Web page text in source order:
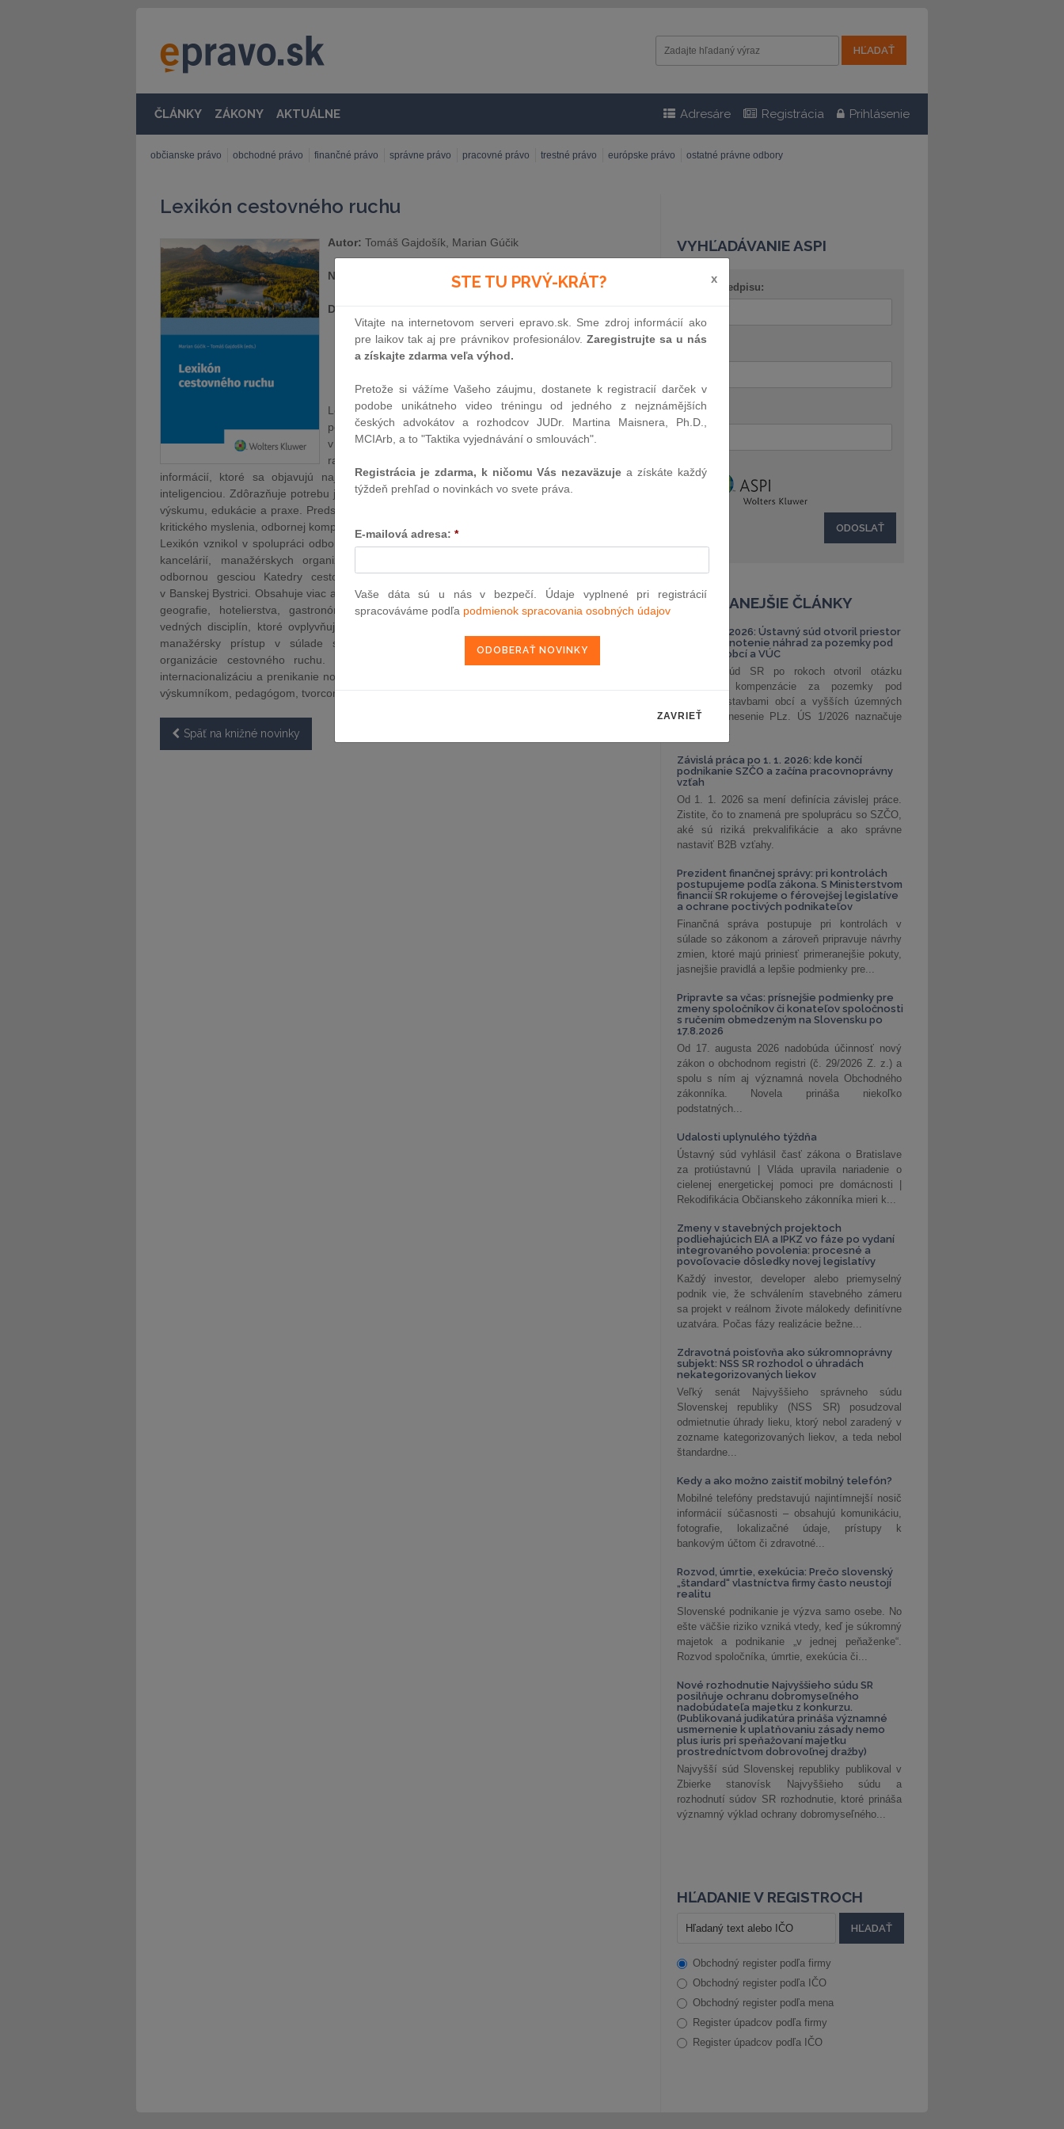
ČLÁNKY ZÁKONY AKTUÁLNE Adresáre Registrácia Prihlásenie
občianske právo obchodné právo finančné právo správne právo pracovné právo trestné právo európske právo ostatné právne odbory
Lexikón cestovného ruchu
Autor: Tomáš Gajdošík, Marian Gúčik
Nakladateľstvo: Wolters Kluwer
Dátum vydania:
KÚPIŤ
Lexikón cestovného ruchu prináša systematický a vedecky
podložený pohľad na terminológiu v sektore cestovného ruchu
v súčasnom dynamicky sa meniacom prostredí. Reaguje na
rastúce riziko šírenia neoverených a terminologicky nepresných
informácií, ktoré sa objavujú najmä v online priestore a v obsahu generovanom umelou
inteligenciou. Zdôrazňuje potrebu jasnej, ustálenej odbornej terminológie ako základu kvalitného
výskumu, edukácie a praxe. Predstavuje tak spoľahlivý zdroj poznania, ktorý prispieva k rozvoju
kritického myslenia, odbornej kompetencie a kultivovanej komunikácie v cestovnom ruchu.
Lexikón vznikol v spolupráci odborníkov z vedeckých inštitúcií a praxe hotelierstva, cestovných
kancelárií, manažérskych organizácií cieľových miest a technologických spoločností pod
odbornou gesciou Katedry cestovného ruchu Ekonomickej fakulty Univerzity Mateja Bela
v Banskej Bystrici. Obsahuje viac ako 2 000 hesiel najmä z ekonómie, manažmentu, marketingu,
geografie, hotelierstva, gastronómie, práva, štatistiky, informačných technológií a ďalších
vedných disciplín, ktoré ovplyvňujú cestovný ruch. Osobitný dôraz sa kladie na ekonomicko-
manažérsky prístup v súlade s medzinárodnými štandardmi a odporúčaniami Svetovej
organizácie cestovného ruchu. Rešpektuje slovenské jazykové reálie, zároveň reflektuje
internacionalizáciu a prenikanie nových pojmov do odbornej terminológie. Je určený študentom,
výskumníkom, pedagógom, tvorcom politík, odborníkom z praxe a širšej verejnosti.
Späť na knižné novinky
VYHĽADÁVANIE ASPI
Číslo predpisu:
Text:
NAJČÍTANEJŠIE ČLÁNKY
PLz. ÚS 1/2026: Ústavný súd otvoril priestor
na prehodnotenie náhrad za pozemky pod
stavbami obcí a VÚC
Ústavný súd SR po rokoch otvoril otázku
primeranej kompenzácie za pozemky pod
verejnými stavbami obcí a vyšších územných
celkov. Uznesenie PLz. ÚS 1/2026 naznačuje
odklon od...
Závislá práca po 1. 1. 2026: kde končí
podnikanie SZČO a začína pracovnoprávny
vzťah
Od 1. 1. 2026 sa mení definícia závislej práce.
Zistite, čo to znamená pre spoluprácu so SZČO,
aké sú riziká prekvalifikácie a ako správne
nastaviť B2B vzťahy.
Prezident finančnej správy: pri kontrolách
postupujeme podľa zákona. S Ministerstvom
financií SR rokujeme o férovejšej legislatíve
a ochrane poctivých podnikateľov
Finančná správa postupuje pri kontrolách v
súlade so zákonom a zároveň pripravuje návrhy
zmien, ktoré majú priniesť primeranejšie pokuty,
jasnejšie pravidlá a lepšie podmienky pre...
Pripravte sa včas: prísnejšie podmienky pre
zmeny spoločníkov či konateľov spoločnosti
s ručením obmedzeným na Slovensku po
17.8.2026
Od 17. augusta 2026 nadobúda účinnosť nový
zákon o obchodnom registri (č. 29/2026 Z. z.) a
spolu s ním aj významná novela Obchodného
zákonníka. Novela prináša niekoľko
podstatných...
Udalosti uplynulého týždňa
Ústavný súd vyhlásil časť zákona o Bratislave
za protiústavnú | Vláda upravila nariadenie o
cielenej energetickej pomoci pre domácnosti |
Rekodifikácia Občianskeho zákonníka mieri k...
Zmeny v stavebných projektoch
podliehajúcich EIA a IPKZ vo fáze po vydaní
integrovaného povolenia: procesné a
povoľovacie dôsledky novej legislatívy
Každý investor, developer alebo priemyselný
podnik vie, že schválením stavebného zámeru
sa projekt v reálnom živote málokedy definitívne
uzatvára. Počas fázy realizácie bežne...
Zdravotná poisťovňa ako súkromnoprávny
subjekt: NSS SR rozhodol o úhradách
nekategorizovaných liekov
Veľký senát Najvyššieho správneho súdu
Slovenskej republiky (NSS SR) posudzoval
odmietnutie úhrady lieku, ktorý nebol zaradený v
zozname kategorizovaných liekov, a teda nebol
štandardne...
Kedy a ako možno zaistiť mobilný telefón?
Mobilné telefóny predstavujú najintímnejší nosič
informácií súčasnosti – obsahujú komunikáciu,
fotografie, lokalizačné údaje, prístupy k
bankovým účtom či zdravotné...
Rozvod, úmrtie, exekúcia: Prečo slovenský
„štandard“ vlastníctva firmy často neustojí
realitu
Slovenské podnikanie je výzva samo osebe. No
ešte väčšie riziko vzniká vtedy, keď je súkromný
majetok a podnikanie „v jednej peňaženke“.
Rozvod spoločníka, úmrtie, exekúcia či...
Nové rozhodnutie Najvyššieho súdu SR
posilňuje ochranu dobromyseľného
nadobúdateľa majetku z konkurzu.
(Publikovaná judikatúra prináša významné
usmernenie k uplatňovaniu zásady nemo
plus iuris pri speňažovaní majetku
prostredníctvom dobrovoľnej dražby)
Najvyšší súd Slovenskej republiky publikoval v
Zbierke stanovísk Najvyššieho súdu a
rozhodnutí súdov SR rozhodnutie, ktoré prináša
významný výklad ochrany dobromyseľného...
HĽADANIE V REGISTROCH
Obchodný register podľa firmy
Obchodný register podľa IČO
Obchodný register podľa mena
Register úpadcov podľa firmy
Register úpadcov podľa IČO
STE TU PRVÝ-KRÁT? x
Vitajte na internetovom serveri epravo.sk. Sme zdroj informácií ako
pre laikov tak aj pre právnikov profesionálov. Zaregistrujte sa u nás
a získajte zdarma veľa výhod.
Pretože si vážíme Vašeho záujmu, dostanete k registracií darček v
podobe unikátneho video tréningu od jedného z nejznámějších
českých advokátov a rozhodcov JUDr. Martina Maisnera, Ph.D.,
MCIArb, a to "Taktika vyjednávání o smlouvách".
Registrácia je zdarma, k ničomu Vás nezaväzuje a získáte každý
týždeň prehľad o novinkách vo svete práva.
E-mailová adresa: *
Vaše dáta sú u nás v bezpečí. Údaje vyplnené pri registrácií
spracováváme podľa podmienok spracovania osobných údajov
ZAVRIEŤ